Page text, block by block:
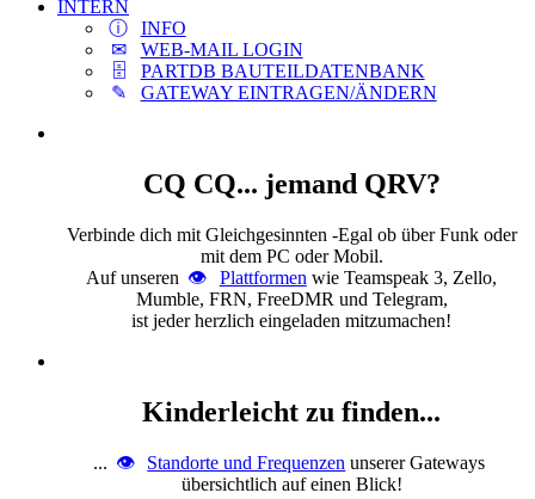
INTERN
INFO
WEB-MAIL LOGIN
PARTDB BAUTEILDATENBANK
GATEWAY EINTRAGEN/ÄNDERN
CQ CQ... jemand QRV?
Verbinde dich mit Gleichgesinnten -Egal ob über Funk oder
mit dem PC oder Mobil.
Auf unseren
Plattformen wie Teamspeak 3, Zello,
Mumble, FRN, FreeDMR und Telegram,
ist jeder herzlich eingeladen mitzumachen!
Kinderleicht zu finden...
... Standorte und Frequenzen unserer Gateways
übersichtlich auf einen Blick!